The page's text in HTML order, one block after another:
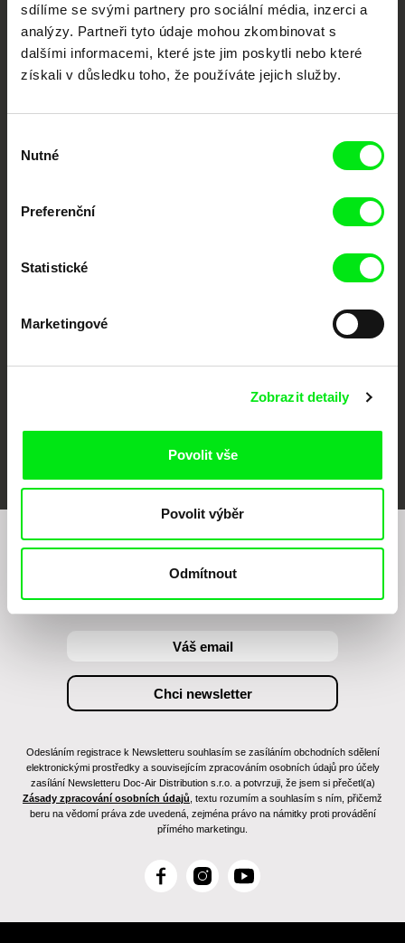
sdílíme se svými partnery pro sociální média, inzerci a
analýzy. Partneři tyto údaje mohou zkombinovat s
dalšími informacemi, které jste jim poskytli nebo které
získali v důsledku toho, že používáte jejich služby.
souhlasu
Nutné
Preferenční
Statistické
Marketingové
Zobrazit detaily
Povolit vše
Povolit výběr
Odmítnout
Portál DAFilms.cz je výsledkem tvůrčí spolupráce 7 klíčových evropských
festivalů dokumentárního filmu sdružených do Doc Alliance. Naším cílem je
posouvat hranice dokumentárního filmu, propagovat jeho rozmanitost a
podporovat kvalitní autorské filmy.
CPH:DOX DOK Leipzig
filmovém programu?
Odesláním registrace k Newsletteru souhlasím se zasíláním obchodních sdělení
elektronickými prostředky a souvisejícím zpracováním osobních údajů pro účely
zasílání Newsletteru Doc-Air Distribution s.r.o. a potvrzuji, že jsem si přečetl(a)
Zásady zpracování osobních údajů , textu rozumím a souhlasím s ním, přičemž
beru na vědomí práva zde uvedená, zejména právo na námitky proti provádění
přímého marketingu.
F
c
I
s
Y
u